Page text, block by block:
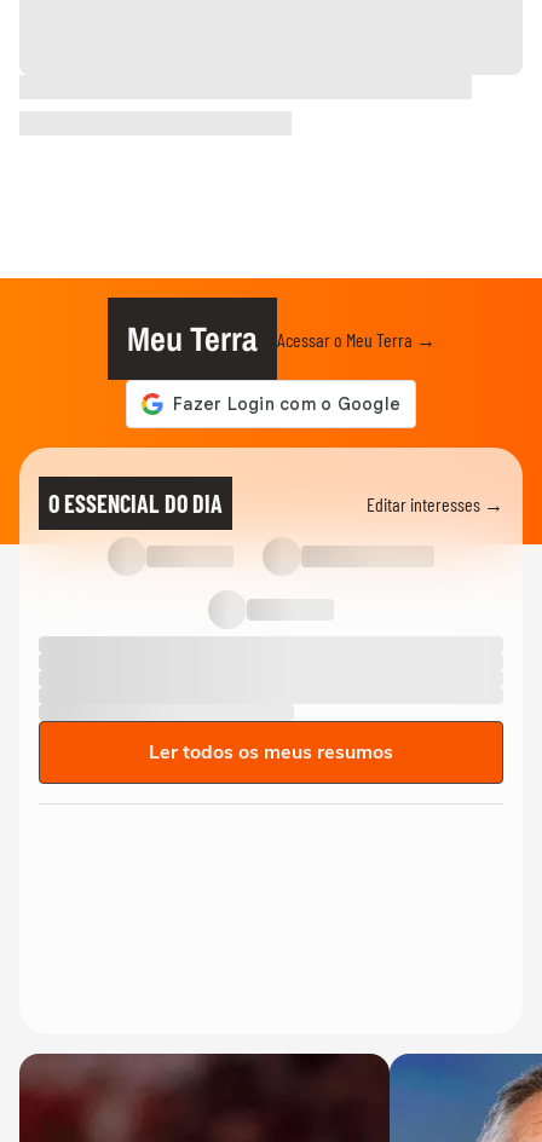
Meu Terra Acessar o Meu Terra →
O ESSENCIAL DO DIA Editar interesses →
Ler todos os meus resumos